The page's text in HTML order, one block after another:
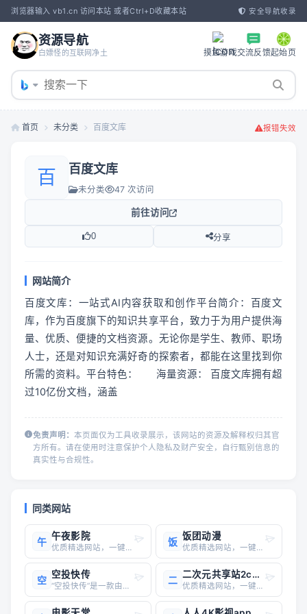
浏览器输入 vb1.cn 访问本站 或者Ctrl+D收藏本站 安全导航收录
资源导航
白嫖怪的互联网净土 摸鱼游戏交流反馈起始页
首页 未分类 百度文库 报错失效
百 百度文库
未分类 47 次访问
前往访问
0 分享
网站简介
百度文库：一站式AI内容获取和创作平台简介：百度文
库，作为百度旗下的知识共享平台，致力于为用户提供海
量、优质、便捷的文档资源。无论你是学生、教师、职场
人士，还是对知识充满好奇的探索者，都能在这里找到你
所需的资料。平台特色： 	海量资源： 百度文库拥有超
过10亿份文档，涵盖
免责声明： 本页面仅为工具收录展示，该网站的资源及解释权归其官
方所有。请在使用时注意保护个人隐私及财产安全，自行甄别信息的
真实性与合规性。
同类网站
午 午夜影院
优质精选网站，一键直达
饭 饭团动漫
优质精选网站，一键直达
空 空投快传
“空投快传”是一款由福州市热铁盒软件有限公司开发的跨设备文件传输工具，主要功能是通过Wi-Fi或蓝牙实现不同设备之间的文件传输，无需网络连接，支持多种文件格式（如图片、视频、音频、文本等），并且操作简单、高效。### 功能特点1. **无需网络连接**：用户只需确保设备处于同一Wi-Fi
二 二次元共享站2cyshare
优质精选网站，一键直达